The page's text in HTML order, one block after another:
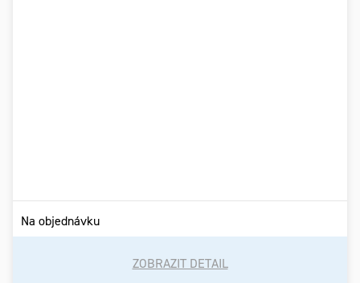
Na objednávku
ZOBRAZIT DETAIL